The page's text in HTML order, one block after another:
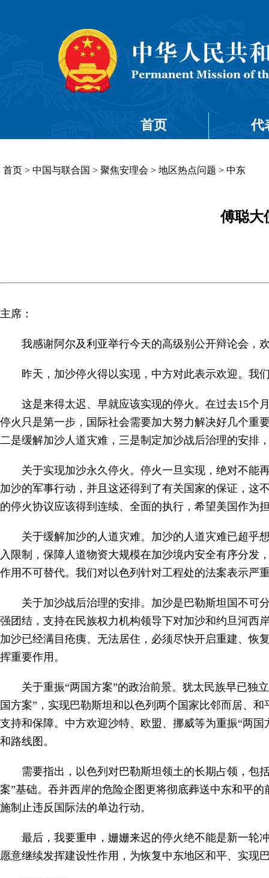
首页 代
首页 > 中国与联合国 > 聚焦安理会 > 地区热点问题 > 中东
傅聪大
主席：
我感谢阿尔及利亚举行今天的高级别公开辩论会，
昨天，加沙停火得以实现，中方对此表示欢迎。我
这是来得太迟、早就应该实现的停火。在过去15个
停火只是第一步，国际社会需要加大努力解决好几个重
二是缓解加沙人道灾难，三是制定加沙战后治理的安排
关于实现加沙永久停火。停火一旦实现，绝对不能
加沙的军事行动，并且这还得到了有关国家的保证，这
的停火协议应该得到连续、全面的执行，希望美国作为
关于缓解加沙的人道灾难。加沙的人道灾难已超乎
入限制，保障人道物资大规模在加沙境内安全有序分发
作用不可替代。我们对以色列针对工程处的法案表示严
关于加沙战后治理的安排。加沙是巴勒斯坦国不可
强团结，支持在民族权力机构领导下对加沙和约旦河西
加沙已经满目疮痍、无法居住，必须尽快开启重建、恢
挥重要作用。
关于重振“两国方案”的政治前景。犹太民族早已独
国方案”，实现巴勒斯坦和以色列两个国家比邻而居、
支持和保障。中方欢迎沙特、欧盟、挪威等为重振“两
和路线图。
需要指出，以色列对巴勒斯坦领土的长期占领，包
案”基础。吞并西岸的危险企图更将彻底葬送中东和平
施制止违反国际法的单边行动。
最后，我要重申，姗姗来迟的停火绝不能是新一轮
愿意继续发挥建设性作用，为恢复中东地区和平、实现